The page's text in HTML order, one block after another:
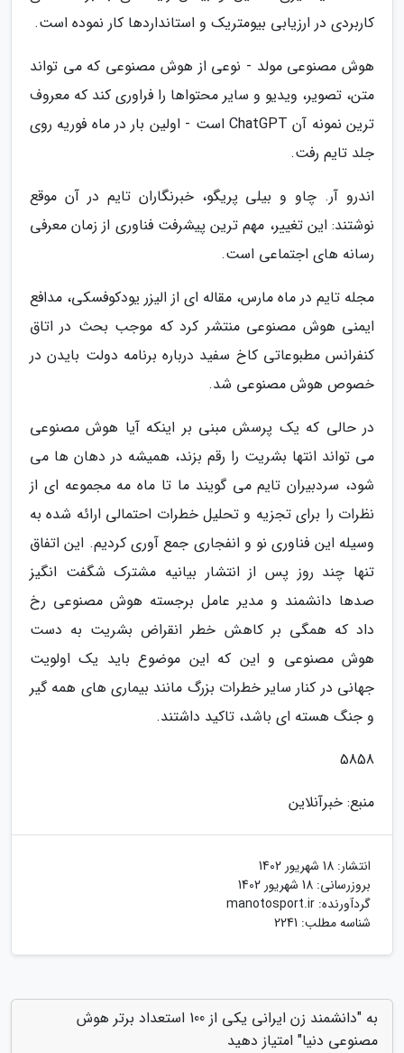
کاربردی در ارزیابی بیومتریک و استانداردها کار نموده است.
هوش مصنوعی مولد - نوعی از هوش مصنوعی که می تواند
متن، تصویر، ویدیو و سایر محتواها را فراوری کند که معروف
ترین نمونه آن ChatGPT است - اولین بار در ماه فوریه روی
جلد تایم رفت.
اندرو آر. چاو و بیلی پریگو، خبرنگاران تایم در آن موقع
نوشتند: این تغییر، مهم ترین پیشرفت فناوری از زمان معرفی
رسانه های اجتماعی است.
مجله تایم در ماه مارس، مقاله ای از الیزر یودکوفسکی، مدافع
ایمنی هوش مصنوعی منتشر کرد که موجب بحث در اتاق
کنفرانس مطبوعاتی کاخ سفید درباره برنامه دولت بایدن در
خصوص هوش مصنوعی شد.
در حالی که یک پرسش مبنی بر اینکه آیا هوش مصنوعی
می تواند انتها بشریت را رقم بزند، همیشه در دهان ها می
شود، سردبیران تایم می گویند ما تا ماه مه مجموعه ای از
نظرات را برای تجزیه و تحلیل خطرات احتمالی ارائه شده به
وسیله این فناوری نو و انفجاری جمع آوری کردیم. این اتفاق
تنها چند روز پس از انتشار بیانیه مشترک شگفت انگیز
صدها دانشمند و مدیر عامل برجسته هوش مصنوعی رخ
داد که همگی بر کاهش خطر انقراض بشریت به دست
هوش مصنوعی و این که این موضوع باید یک اولویت
جهانی در کنار سایر خطرات بزرگ مانند بیماری های همه گیر
و جنگ هسته ای باشد، تاکید داشتند.
5858
منبع: خبرآنلاین
انتشار: 18 شهریور 1402
بروزرسانی: 18 شهریور 1402
گردآورنده: manotosport.ir
شناسه مطلب: 2241
به "دانشمند زن ایرانی یکی از 100 استعداد برتر هوش
مصنوعی دنیا" امتیاز دهید